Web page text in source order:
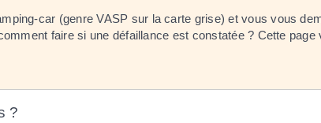
car (genre VASP sur la carte grise) et vous vous
faire si une défaillance est constatée ? Cette
?